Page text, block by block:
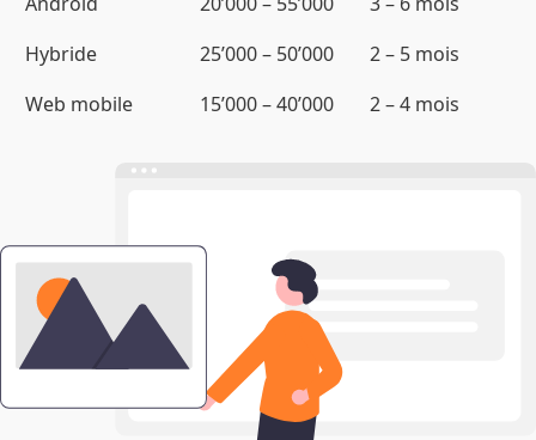
Hybride
25’000 – 50’000
2 – 5 mois
Web mobile
15’000 – 40’000 2 – 4 mois